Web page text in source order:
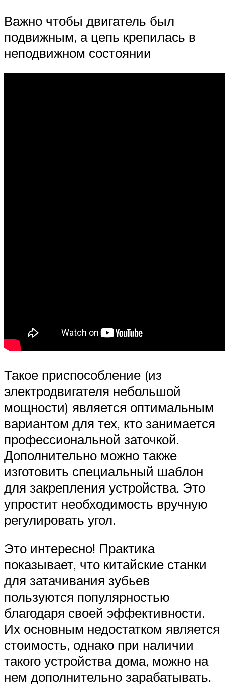
Важно чтобы двигатель был
подвижным, а цепь крепилась в
неподвижном состоянии
Такое приспособление (из
электродвигателя небольшой
мощности) является оптимальным
вариантом для тех, кто занимается
профессиональной заточкой.
Дополнительно можно также
изготовить специальный шаблон
для закрепления устройства. Это
упростит необходимость вручную
регулировать угол.
Это интересно! Практика
показывает, что китайские станки
для затачивания зубьев
пользуются популярностью
благодаря своей эффективности.
Их основным недостатком является
стоимость, однако при наличии
такого устройства дома, можно на
нем дополнительно зарабатывать.